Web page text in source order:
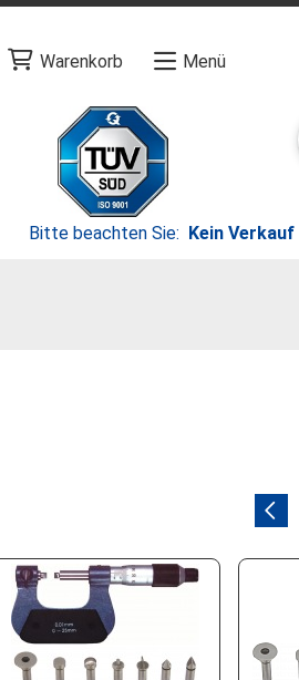
Warenkorb Menü
Bitte beachten Sie: Kein